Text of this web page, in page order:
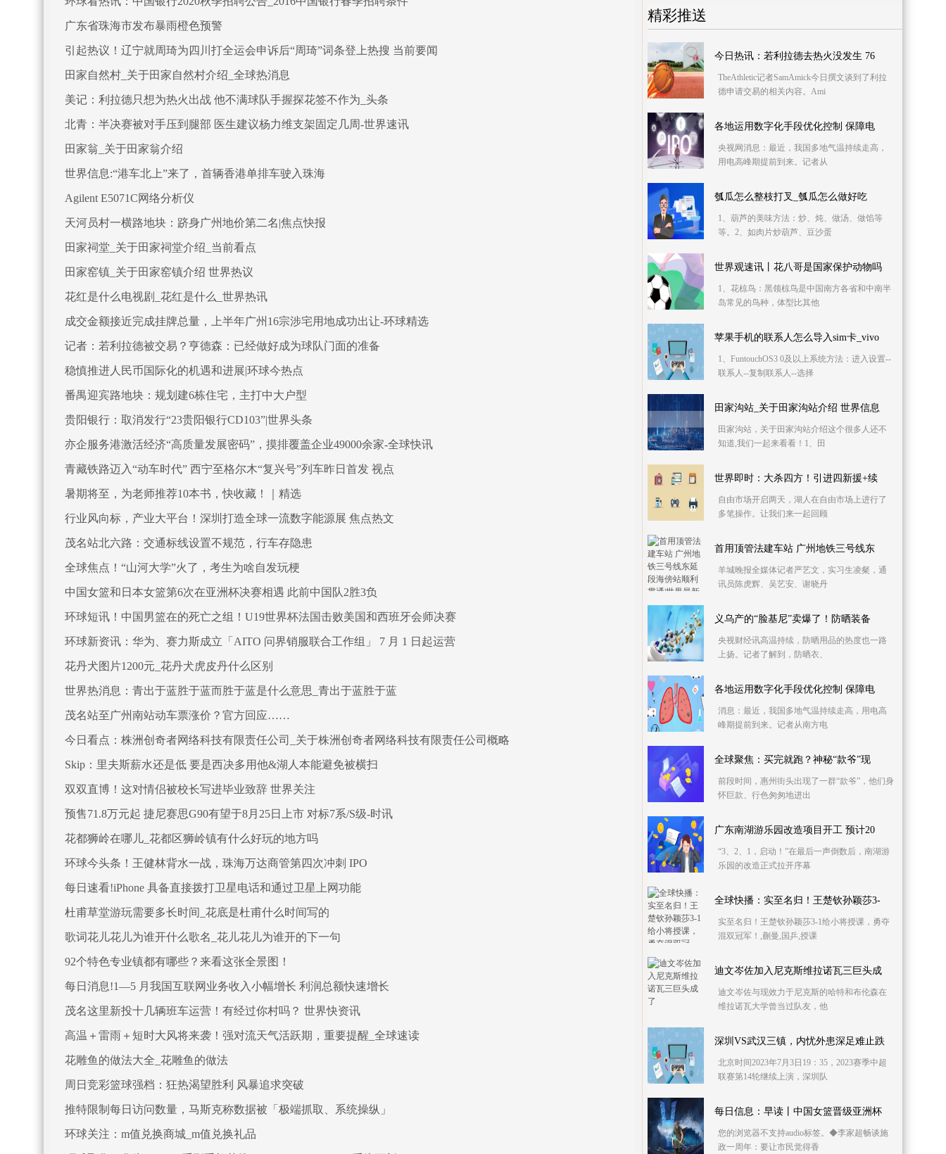
广东省珠海市发布暴雨橙色预警
引起热议！辽宁就周琦为四川打全运会申诉后“周琦”词条登上热搜 当前要闻
田家自然村_关于田家自然村介绍_全球热消息
美记：利拉德只想为热火出战 他不满球队手握探花签不作为_头条
北青：半决赛被对手压到腿部 医生建议杨力维支架固定几周-世界速讯
田家翁_关于田家翁介绍
世界信息:“港车北上”来了，首辆香港单排车驶入珠海
Agilent E5071C网络分析仪
天河员村一横路地块：跻身广州地价第二名|焦点快报
田家祠堂_关于田家祠堂介绍_当前看点
田家窑镇_关于田家窑镇介绍 世界热议
花红是什么电视剧_花红是什么_世界热讯
成交金额接近完成挂牌总量，上半年广州16宗涉宅用地成功出让-环球精选
记者：若利拉德被交易？亨德森：已经做好成为球队门面的准备
稳慎推进人民币国际化的机遇和进展|环球今热点
番禺迎宾路地块：规划建6栋住宅，主打中大户型
贵阳银行：取消发行“23贵阳银行CD103”|世界头条
亦企服务港激活经济“高质量发展密码”，摸排覆盖企业49000余家-全球快讯
青藏铁路迈入“动车时代” 西宁至格尔木“复兴号”列车昨日首发 视点
暑期将至，为老师推荐10本书，快收藏！｜精选
行业风向标，产业大平台！深圳打造全球一流数字能源展 焦点热文
茂名站北六路：交通标线设置不规范，行车存隐患
全球焦点！“山河大学”火了，考生为啥自发玩梗
中国女篮和日本女篮第6次在亚洲杯决赛相遇 此前中国队2胜3负
环球短讯！中国男篮在的死亡之组！U19世界杯法国击败美国和西班牙会师决赛
环球新资讯：华为、赛力斯成立「AITO 问界销服联合工作组」 7 月 1 日起运营
花丹犬图片1200元_花丹犬虎皮丹什么区别
世界热消息：青出于蓝胜于蓝而胜于蓝是什么意思_青出于蓝胜于蓝
茂名站至广州南站动车票涨价？官方回应……
今日看点：株洲创奇者网络科技有限责任公司_关于株洲创奇者网络科技有限责任公司概略
Skip：里夫斯薪水还是低 要是西决多用他&湖人本能避免被横扫
双双直博！这对情侣被校长写进毕业致辞 世界关注
预售71.8万元起 捷尼赛思G90有望于8月25日上市 对标7系/S级-时讯
花都狮岭在哪儿_花都区狮岭镇有什么好玩的地方吗
环球今头条！王健林背水一战，珠海万达商管第四次冲刺 IPO
每日速看!iPhone 具备直接拨打卫星电话和通过卫星上网功能
杜甫草堂游玩需要多长时间_花底是杜甫什么时间写的
歌词花儿花儿为谁开什么歌名_花儿花儿为谁开的下一句
92个特色专业镇都有哪些？来看这张全景图！
每日消息!1—5 月我国互联网业务收入小幅增长 利润总额快速增长
茂名这里新投十几辆班车运营！有经过你村吗？ 世界快资讯
高温＋雷雨＋短时大风将来袭！强对流天气活跃期，重要提醒_全球速读
花雕鱼的做法大全_花雕鱼的做法
周日竞彩篮球强档：狂热渴望胜利 风暴追求突破
推特限制每日访问数量，马斯克称数据被「极端抓取、系统操纵」
环球关注：m值兑换商城_m值兑换礼品
精彩推送
今日热讯：若利拉德去热火没发生 76
TheAthletic记者SamAmick今日撰文谈到了利拉
德申请交易的相关内容。Ami
各地运用数字化手段优化控制 保障电
央视网消息：最近，我国多地气温持续走高，
用电高峰期提前到来。记者从
瓠瓜怎么整枝打叉_瓠瓜怎么做好吃
1、葫芦的美味方法：炒、炖、做汤、做馅等
等。2、如肉片炒葫芦、豆沙蛋
世界观速讯丨花八哥是国家保护动物吗
1、花椋鸟：黑领椋鸟是中国南方各省和中南半
岛常见的鸟种，体型比其他
苹果手机的联系人怎么导入sim卡_vivo
1、FuntouchOS3 0及以上系统方法：进入设置--
联系人--复制联系人--选择
田家沟站_关于田家沟站介绍 世界信息
田家沟站，关于田家沟站介绍这个很多人还不
知道,我们一起来看看！1、田
世界即时：大杀四方！引进四新援+续
自由市场开启两天，湖人在自由市场上进行了
多笔操作。让我们来一起回顾
首用顶管法建车站 广州地铁三号线东
羊城晚报全媒体记者严艺文，实习生凌粲，通
讯员陈虎辉、吴艺安、谢晓丹
义乌产的“脸基尼”卖爆了！防晒装备
央视财经讯高温持续，防晒用品的热度也一路
上扬。记者了解到，防晒衣、
各地运用数字化手段优化控制 保障电
消息：最近，我国多地气温持续走高，用电高
峰期提前到来。记者从南方电
全球聚焦：买完就跑？神秘“款爷”现
前段时间，惠州街头出现了一群“款爷”，他们身
怀巨款、行色匆匆地进出
广东南湖游乐园改造项目开工 预计20
“3、2、1，启动！”在最后一声倒数后，南湖游
乐园的改造正式拉开序幕
全球快播：实至名归！王楚钦孙颖莎3-
实至名归！王楚钦孙颖莎3-1给小将授课，勇夺
混双冠军！,蒯曼,国乒,授课
迪文岑佐加入尼克斯维拉诺瓦三巨头成
迪文岑佐与现效力于尼克斯的哈特和布伦森在
维拉诺瓦大学曾当过队友，他
深圳VS武汉三镇，内忧外患深足难止跌
北京时间2023年7月3日19：35，2023赛季中超
联赛第14轮继续上演，深圳队
每日信息：早读丨中国女篮晋级亚洲杯
您的浏览器不支持audio标签。◆李家超畅谈施
政一周年：要让市民觉得香